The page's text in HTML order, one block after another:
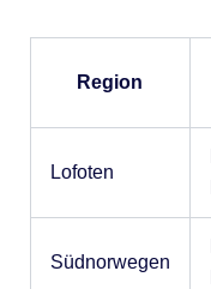
Region
Lofoten
Südnorwegen